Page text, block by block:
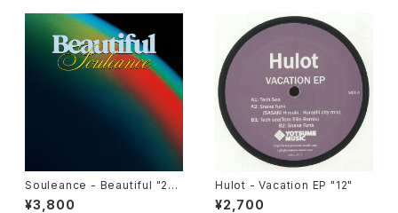
Souleance - Beautiful "2L
P"
¥3,800
Hulot - Vacation EP "12"
¥2,700